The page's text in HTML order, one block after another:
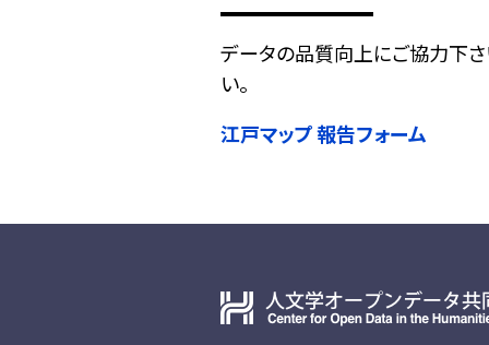
データの品質向上にご協力下
い。
江戸マップ 報告フォーム